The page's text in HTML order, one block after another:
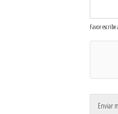
Favor
Enviar